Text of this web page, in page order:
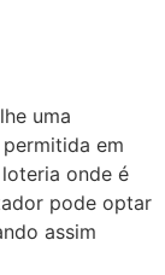
uma
em
onde é
pode optar
assim